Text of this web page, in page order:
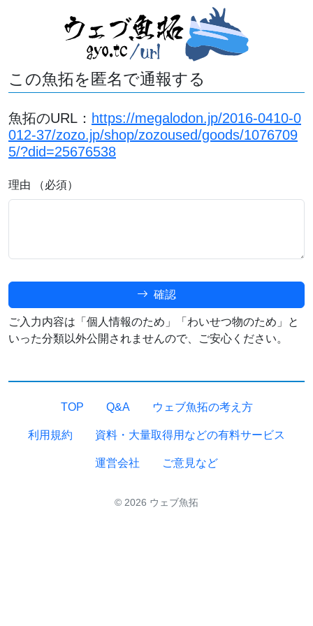
この魚拓を匿名で通報する
魚拓のURL： https://megalodon.jp/2016-0410-0
012-37/zozo.jp/shop/zozoused/goods/1076709
5/?did=25676538
理由 （必須）
確認
ご入力内容は「個人情報のため」「わいせつ物のため」と
いった分類以外公開されませんので、ご安心ください。
TOP Q&A ウェブ魚拓の考え方
利用規約 資料・大量取得用などの有料サービス
運営会社 ご意見など
© 2026 ウェブ魚拓